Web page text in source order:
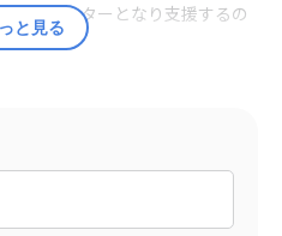
者がメンターとなり支援するの
と見る